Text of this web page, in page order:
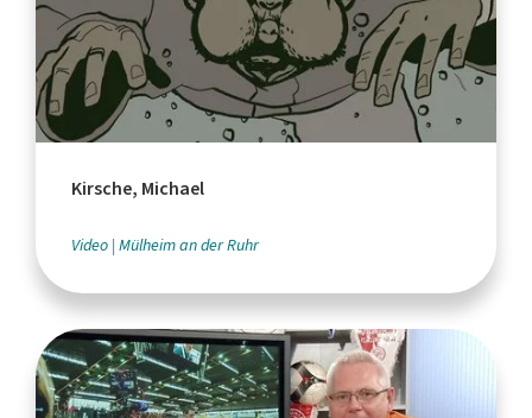
Kirsche, Michael
Video Mülheim an der Ruhr